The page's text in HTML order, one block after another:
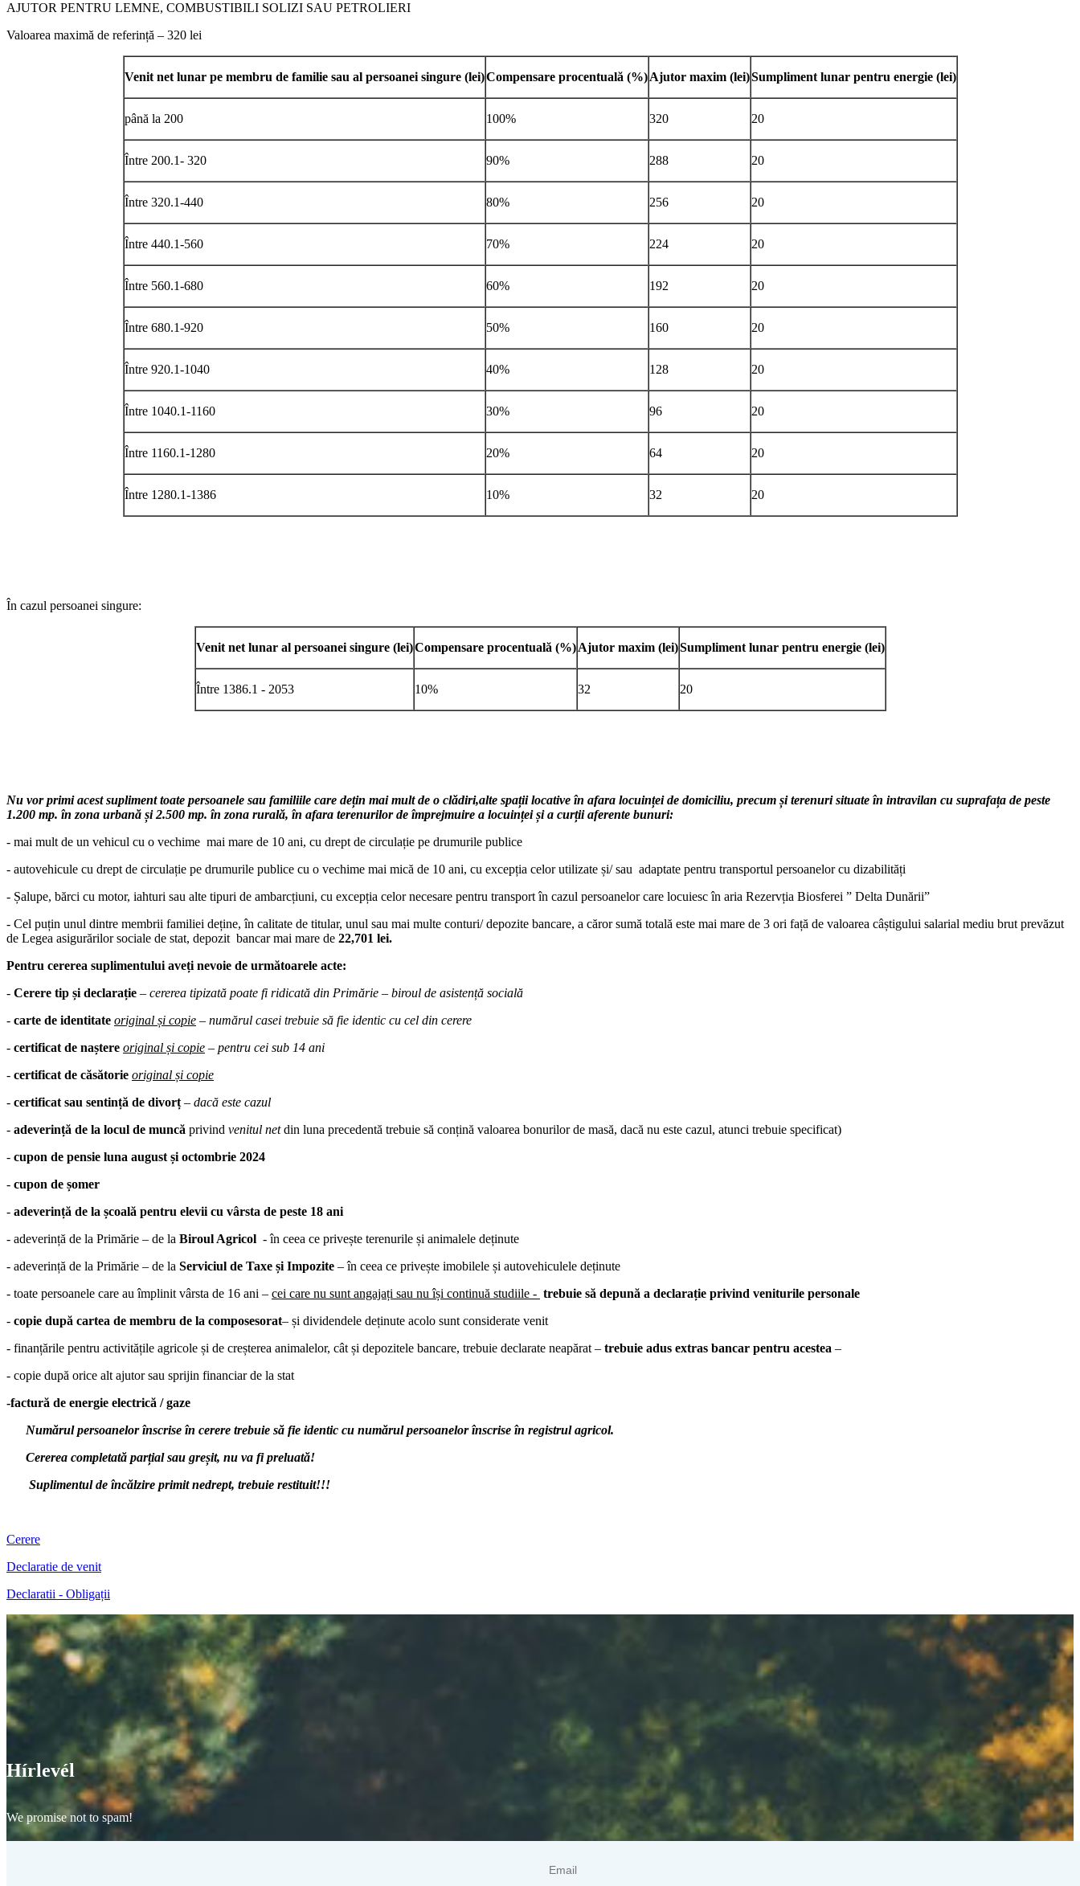
AJUTOR PENTRU LEMNE, COMBUSTIBILI SOLIZI SAU PETROLIERI
Valoarea maximă de referință – 320 lei
Venit net lunar pe membru de familie sau al persoanei singure (lei)Compensare procentuală(%)Ajutor maxim (lei)Sumpliment lunar pentru energie (lei)
până la 200 100% 320 20
Între 200.1- 320 90% 288 20
Între 320.1-440 80% 256 20
Între 440.1-560 70% 224 20
Între 560.1-680 60% 192 20
Între 680.1-920 50% 160 20
Între 920.1-1040 40% 128 20
Între 1040.1-1160 30% 96 20
Între 1160.1-1280 20% 64 20
Între 1280.1-1386 10% 32 20
În cazul persoanei singure:
Venit net lunar al persoanei singure (lei)Compensare procentuală(%)Ajutor maxim (lei)Sumpliment lunar pentru energie (lei)
Între 1386.1 - 2053 10% 32 20
Nu vor primi acest supliment toate persoanele sau familiile care dețin mai mult de o clădiri,alte spații locative în afara locuinței de domiciliu, precum și terenuri situate în intravilan cu suprafața de peste
1.200 mp. în zona urbană și 2.500 mp. în zona rurală, în afara terenurilor de împrejmuire a locuinței și a curții aferente bunuri:
- mai mult de un vehicul cu o vechime mai mare de 10 ani, cu drept de circulație pe drumurile publice
- autovehicule cu drept de circulație pe drumurile publice cu o vechime mai mică de 10 ani, cu excepția celor utilizate și/ sau adaptate pentru transportul persoanelor cu dizabilități
- Șalupe, bărci cu motor, iahturi sau alte tipuri de ambarcțiuni, cu excepția celor necesare pentru transport în cazul persoanelor care locuiesc în aria Rezervția Biosferei ” Delta Dunării”
- Cel puțin unul dintre membrii familiei deține, în calitate de titular, unul sau mai multe conturi/ depozite bancare, a căror sumă totală este mai mare de 3 ori față de valoarea câștigului salarial mediu brut prevăzut
de Legea asigurărilor sociale de stat, depozit bancar mai mare de 22,701 lei.
Pentru cererea suplimentului aveți nevoie de următoarele acte:
- Cerere tip și declarație – cererea tipizată poate fi ridicată din Primărie – biroul de asistență socială
- carte de identitate original și copie – numărul casei trebuie să fie identic cu cel din cerere
- certificat de naștere original și copie – pentru cei sub 14 ani
- certificat de căsătorie original și copie
- certificat sau sentință de divorț – dacă este cazul
- adeverință de la locul de muncă privind venitul netdin luna precedentă trebuie să conțină valoarea bonurilor de masă, dacă nu este cazul, atunci trebuie specificat)
- cupon de pensie luna august și octombrie 2024
- cupon de șomer
- adeverință de la școală pentru elevii cu vârsta de peste 18 ani
- adeverință de la Primărie – de la Biroul Agricol - în ceea ce privește terenurile și animalele deținute
- adeverință de la Primărie – de la Serviciul de Taxe și Impozite – în ceea ce privește imobilele și autovehiculele deținute
- toate persoanele care au împlinit vârsta de 16 ani – cei care nu sunt angajați sau nu își continuă studiile - trebuie să depună a declarație privind veniturile personale
- copie după cartea de membru de la composesorat– și dividendele deținute acolo sunt considerate venit
- finanțările pentru activitățile agricole și de creșterea animalelor, cât și depozitele bancare, trebuie declarate neapărat – trebuie adus extras bancar pentru acestea –
- copie după orice alt ajutor sau sprijin financiar de la stat
-factură de energie electrică / gaze
Numărul persoanelor înscrise în cerere trebuie să fie identic cu numărul persoanelor înscrise în registrul agricol.
Cererea completată parțial sau greșit, nu va fi preluată!
Suplimentul de încălzire primit nedrept, trebuie restituit!!!
Cerere
Declaratie de venit
Declaratii - Obligații
Hírlevél
We promise not to spam!